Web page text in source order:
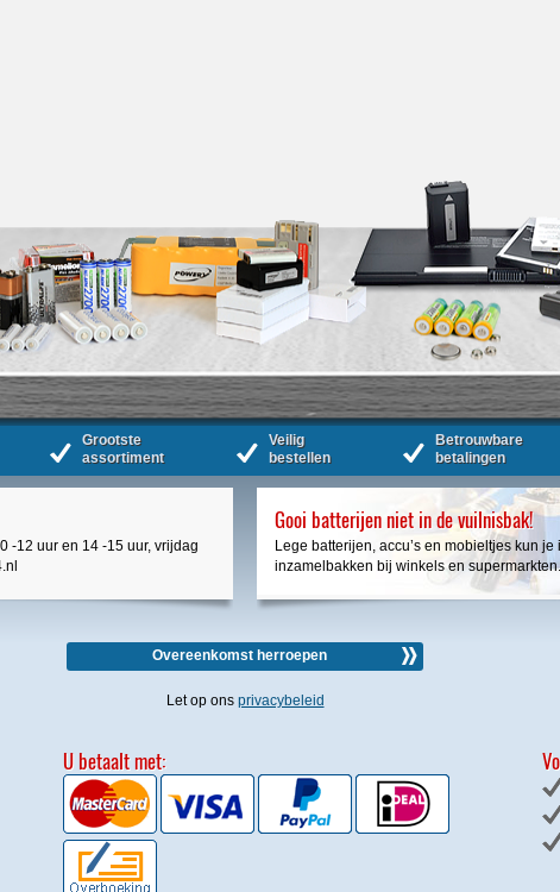
Grootste
assortiment
Veilig
bestellen
Betrouwbare
betalingen
-12 uur en 14 -15 uur, vrijdag
Gooi batterijen niet in de vuilnisbak!
Lege batterijen, accu’s en mobieltjes kun je
inzamelbakken bij winkels en supermarkten.
Overeenkomst herroepen
Let op ons privacybeleid
U betaalt met: